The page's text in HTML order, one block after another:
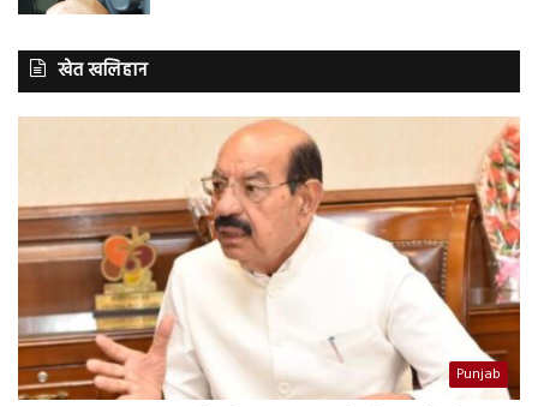
खेत खलिहान
Punjab